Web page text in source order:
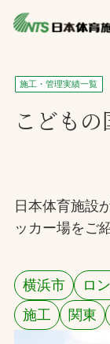
私たちの強み
ニュース
製品・サービス
施工・管理実績
採用情報
施工・管理実績一覧
こども
日本体育施設
ッカー場をご
横浜市 ロ
施工
関東